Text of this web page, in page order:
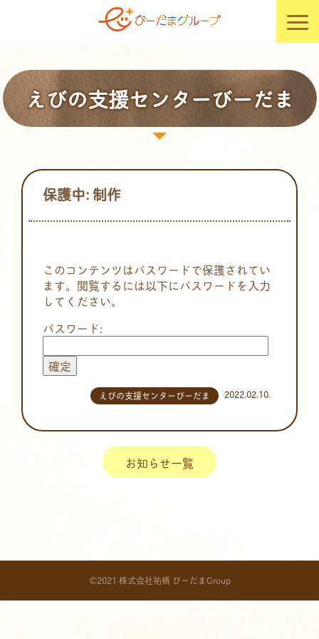
えびの支援センターびーだま
保護中: 制作
このコンテンツはパスワードで保護されてい
ます。閲覧するには以下にパスワードを入力
してください。
パスワード:
2022.02.10.
えびの支援センターびーだま
お知らせ一覧
©2021 株式会社祐脩 びーだまGroup